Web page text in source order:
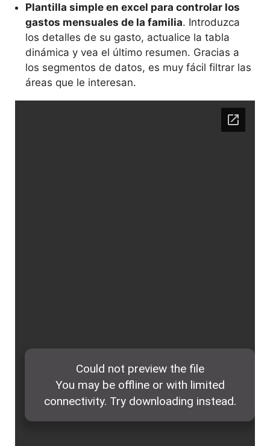
Plantilla simple en excel para controlar los
gastos mensuales de la familia. Introduzca
los detalles de su gasto, actualice la tabla
dinámica y vea el último resumen. Gracias a
los segmentos de datos, es muy fácil filtrar las
áreas que le interesan.